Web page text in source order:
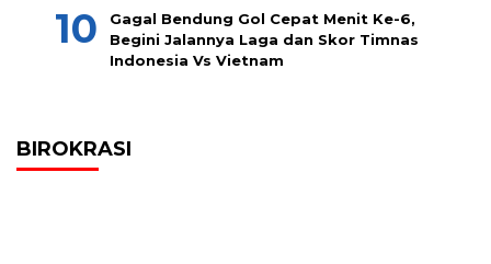
Gagal Bendung Gol Cepat Menit Ke-6,
Begini Jalannya Laga dan Skor Timnas
Indonesia Vs Vietnam
BIROKRASI